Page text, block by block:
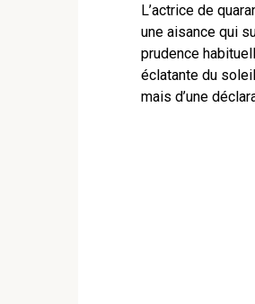
L’actrice de
une aisance qui
prudence
éclatante du
mais d’une